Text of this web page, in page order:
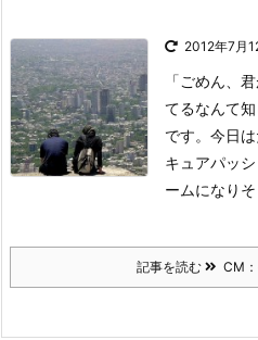
2012年7月
「ごめん、
てるなんて
です。今日は
キュアパッシ
ームになりそ
記事を読む CM